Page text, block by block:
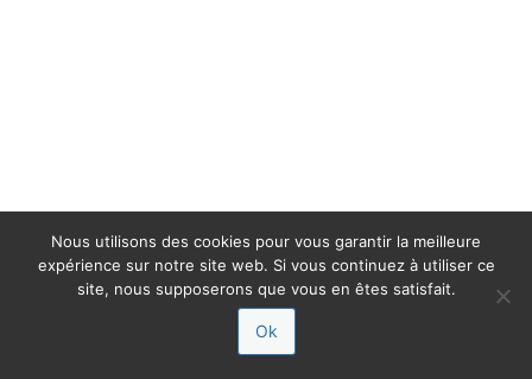
Nous utilisons des cookies pour vous garantir la meilleure
expérience sur notre site web. Si vous continuez à utiliser ce
site, nous supposerons que vous en êtes satisfait.
Ok